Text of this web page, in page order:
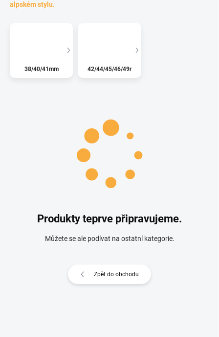
alpském stylu.
38/40/41mm 42/44/45/46/49mm
Produkty teprve připravujeme.
Můžete se ale podívat na ostatní kategorie.
Zpět do obchodu